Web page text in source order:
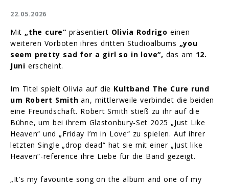
22.05.2026
Mit „the cure“ präsentiert Olivia Rodrigo einen
weiteren Vorboten ihres dritten Studioalbums „you
seem pretty sad for a girl so in love“, das am 12.
Juni erscheint.
Im Titel spielt Olivia auf die Kultband The Cure rund
um Robert Smith an, mittlerweile verbindet die beiden
eine Freundschaft. Robert Smith stieß zu ihr auf die
Bühne, um bei ihrem Glastonbury-Set 2025 „Just Like
Heaven“ und „Friday I’m in Love“ zu spielen. Auf ihrer
letzten Single „drop dead“ hat sie mit einer „Just like
Heaven“-reference ihre Liebe für die Band gezeigt.
„It’s my favourite song on the album and one of my